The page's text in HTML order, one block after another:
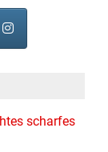
scharfes